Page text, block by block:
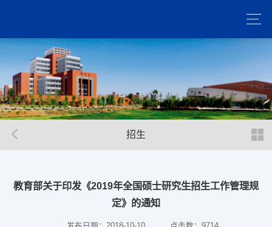
招生
教育部关于印发《2019年全国硕士研究生招生工作管理规
定》的通知